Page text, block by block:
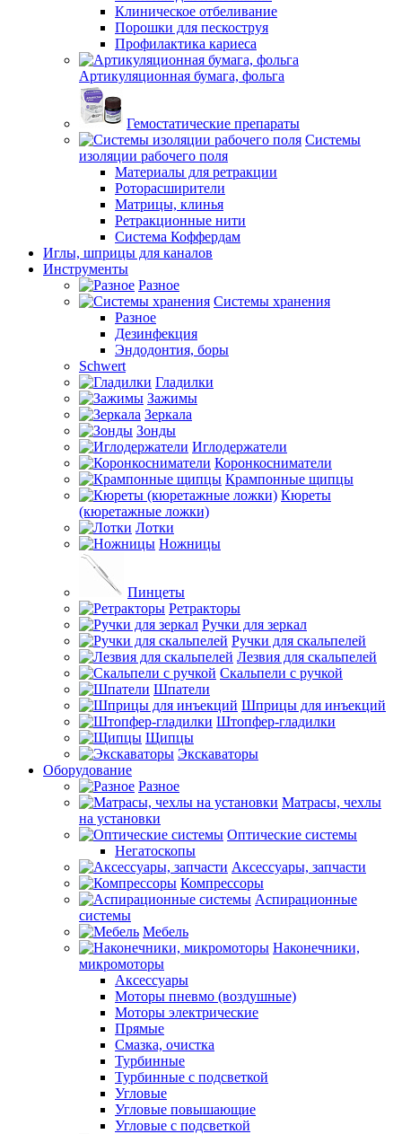
Клиническое отбеливание
Порошки для пескоструя
Профилактика кариеса
Артикуляционная бумага, фольга
Гемостатические препараты
Системы
изоляции рабочего поля
Материалы для ретракции
Роторасширители
Матрицы, клинья
Ретракционные нити
Система Коффердам
Иглы, шприцы для каналов
Инструменты
Разное
Системы хранения
Разное
Дезинфекция
Эндодонтия, боры
Schwert
Гладилки
Зажимы
Зеркала
Зонды
Иглодержатели
Коронкосниматели
Крампонные щипцы
Кюреты
(кюретажные ложки)
Лотки
Ножницы
Пинцеты
Ретракторы
Ручки для зеркал
Ручки для скальпелей
Лезвия для скальпелей
Скальпели с ручкой
Шпатели
Шприцы для инъекций
Штопфер-гладилки
Щипцы
Экскаваторы
Оборудование
Разное
Матрасы, чехлы
на установки
Оптические системы
Негатоскопы
Аксессуары, запчасти
Компрессоры
Аспирационные
системы
Мебель
Наконечники,
микромоторы
Аксессуары
Моторы пневмо (воздушные)
Моторы электрические
Прямые
Смазка, очистка
Турбинные
Турбинные с подсветкой
Угловые
Угловые повышающие
Угловые с подсветкой